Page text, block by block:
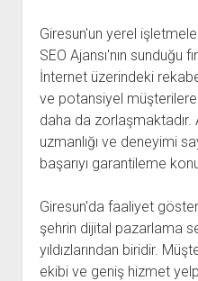
Giresun'un yerel
SEO Ajansı'nın sunduğu
İnternet üzerindeki
ve potansiyel
daha da zorlaşmaktadır.
uzmanlığı ve deneyimi
başarıyı garantileme
Giresun'da faaliyet
şehrin dijital pazarlama
yıldızlarından biridir.
ekibi ve geniş hizmet